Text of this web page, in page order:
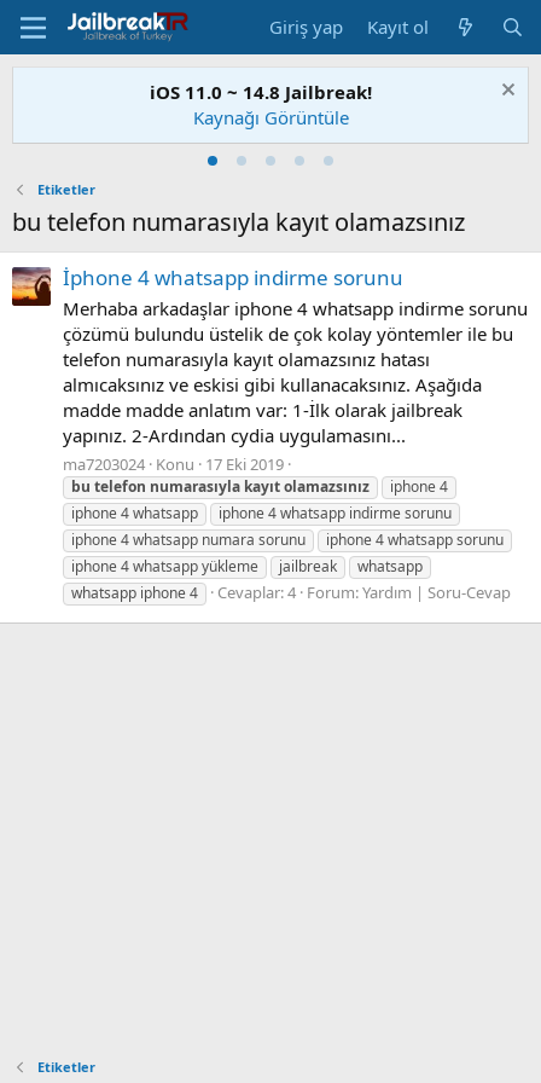
Giriş yap Kayıt ol
iOS 11.0 ~ 14.8 Jailbreak!
Kaynağı Görüntüle
Etiketler
bu telefon numarasıyla kayıt olamazsınız
İphone 4 whatsapp indirme sorunu
Merhaba arkadaşlar iphone 4 whatsapp indirme sorunu
çözümü bulundu üstelik de çok kolay yöntemler ile bu
telefon numarasıyla kayıt olamazsınız hatası
almıcaksınız ve eskisi gibi kullanacaksınız. Aşağıda
madde madde anlatım var: 1-İlk olarak jailbreak
yapınız. 2-Ardından cydia uygulamasını...
ma7203024 Konu 17 Eki 2019
bu telefon numarasıyla kayıtolamazsınız
iphone 4
iphone 4 whatsapp
iphone 4 whatsapp indirme sorunu
iphone 4 whatsapp numara sorunu
iphone 4 whatsapp sorunu
iphone 4 whatsapp yükleme
jailbreak
whatsapp
whatsapp iphone 4
Cevaplar: 4 Forum:Yardım | Soru-Cevap
Etiketler